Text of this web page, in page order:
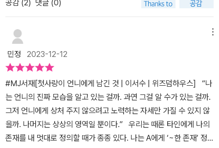
꺼림칙하다. 연년생의 자매는 나를 언니라는 호칭 대신 이름으로 불
렀다. 또 그러려니 했다. 어느 날 친구랑 신호등에 서 있는데 그 애가
나를 이름으로 부르는 걸 친구가 듣고는 깜짝 놀랐다. 왜 이름으로 불
러? 그 말을 듣기 전까지 그게 이상한지 몰랐다는 게 더 이상하고 소
름 끼쳤다. 집에서는 어느 누구도 그 애에게 나를 언니라고 불러야 한
다는 걸 가르치지 않았다는 사실이. 지금도 그 애는 나를 제대로 언니
라고 하지 않는다. 호칭의 자리에 필요한 말을 먼저 들이댄다. 이서수
의 소설 『첫사랑이 언니에게 남긴 것』을 읽으면서는 읽고 나서는 이
런 두서없는 생각들이 마구 떠오르는 것이다. 외국인 노동자, 언니 그
리고 사랑. 외국인 등록증을 처음 보았고 흐린 눈 대신 맑은 눈으로 월
요일에 가면 다시 그 서류를 봐야 하고 이제는 하나 남은 혈육이 나를
공감 (2) 댓글 (0)
민정 2023-12-12
#MJ서재[첫사랑이 언니에게 남긴 것 | 이서수 | 위즈덤하우스] “나
는 언니의 진짜 모습을 알고 있는 걸까. 과연 그걸 알 수가 있는 걸까.
그저 언니에게 상처 주지 않으려고 노력하는 자세만 가질 수 있지 않
을까. 나머지는 상상의 영역일 뿐이다.” 우리는 때론 타인에게 나의
존재를 내 멋대로 정의할 때가 종종 있다. 나는 A에게 ‘~한 존재’ 정